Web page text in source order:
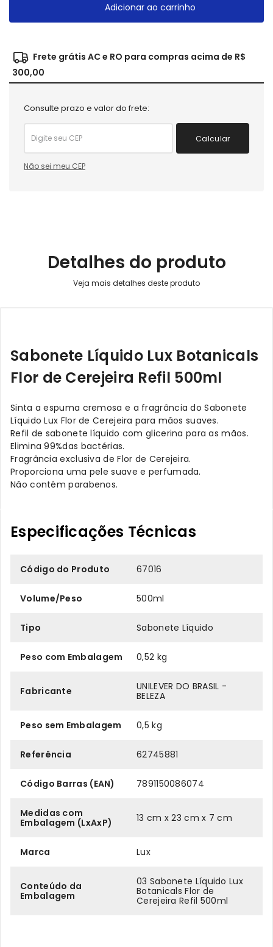
Adicionar ao carrinho
Frete grátis AC e RO para compras acima de R$
300,00
Consulte prazo e valor do frete:
Calcular
Não sei meu CEP
Detalhes do produto
Sabonete Líquido Lux Botanicals
Flor de Cerejeira Refil 500ml
Sinta a espuma cremosa e a fragrância do Sabonete
Líquido Lux Flor de Cerejeira para mãos suaves.
Refil de sabonete líquido com glicerina para as mãos.
Elimina 99%das bactérias.
Fragrância exclusiva de Flor de Cerejeira.
Proporciona uma pele suave e perfumada.
Não contém parabenos.
Especificações Técnicas
Código do Produto 67016
Volume/Peso 500ml
Tipo Sabonete Líquido
Peso com Embalagem 0,52 kg
Fabricante
UNILEVER DO BRASIL -
BELEZA
Peso sem Embalagem 0,5 kg
Referência 62745881
Código Barras (EAN) 7891150086074
Medidas com
Embalagem (LxAxP)
13 cm x 23 cm x 7 cm
Marca Lux
Conteúdo da
Embalagem
03 Sabonete Líquido Lux
Botanicals Flor de
Cerejeira Refil 500ml